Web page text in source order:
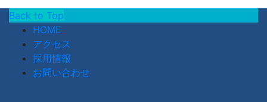
Back to Top
HOME
アクセス
採用情報
お問い合わせ